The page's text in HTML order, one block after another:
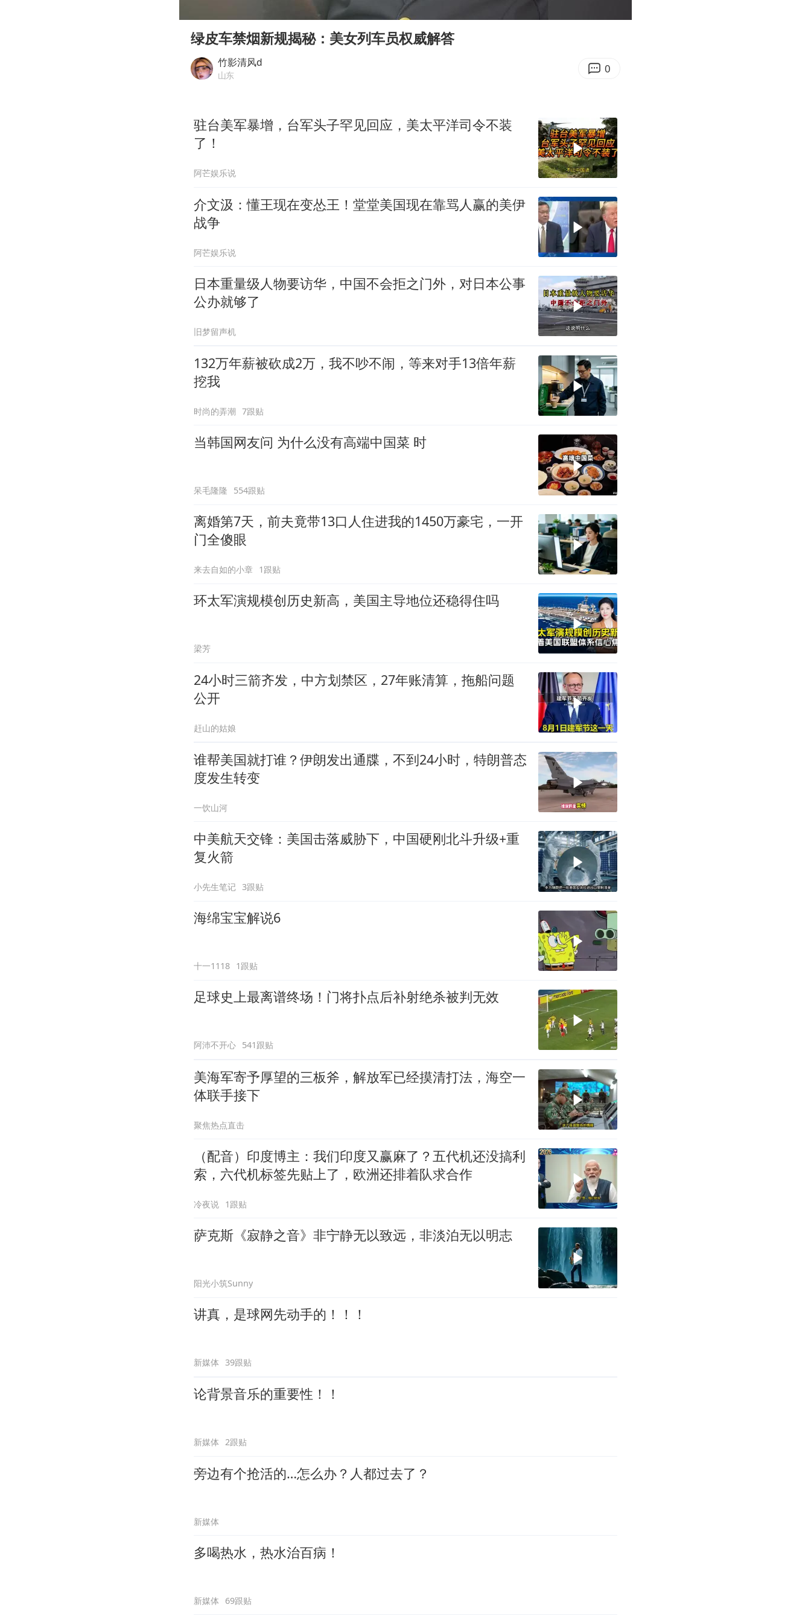
“中国蔬菜之乡”最高温达41.8℃
段绚竞因公牺牲 年仅44岁
97岁英国奶奶飞上天再破吉尼斯纪录
绿皮车禁烟新规揭秘：美女列车员权威解答
竹影清风d
山东 0
驻台美军暴增，台军头子罕见回应，美太平洋司令不装
了！
阿芒娱乐说
介文汲：懂王现在变怂王！堂堂美国现在靠骂人赢的美伊
战争
阿芒娱乐说
日本重量级人物要访华，中国不会拒之门外，对日本公事
公办就够了
旧梦留声机
132万年薪被砍成2万，我不吵不闹，等来对手13倍年薪
挖我
时尚的弄潮 7跟贴
当韩国网友问 为什么没有高端中国菜 时
呆毛隆隆 554跟贴
离婚第7天，前夫竟带13口人住进我的1450万豪宅，一开
门全傻眼
来去自如的小章 1跟贴
环太军演规模创历史新高，美国主导地位还稳得住吗
梁芳
24小时三箭齐发，中方划禁区，27年账清算，拖船问题
公开
赶山的姑娘
谁帮美国就打谁？伊朗发出通牒，不到24小时，特朗普态
度发生转变
一饮山河
中美航天交锋：美国击落威胁下，中国硬刚北斗升级+重
复火箭
小先生笔记 3跟贴
海绵宝宝解说6
十一1118 1跟贴
足球史上最离谱终场！门将扑点后补射绝杀被判无效
阿沛不开心 541跟贴
美海军寄予厚望的三板斧，解放军已经摸清打法，海空一
体联手接下
聚焦热点直击
（配音）印度博主：我们印度又赢麻了？五代机还没搞利
索，六代机标签先贴上了，欧洲还排着队求合作
冷夜说 1跟贴
萨克斯《寂静之音》非宁静无以致远，非淡泊无以明志
阳光小筑Sunny
讲真，是球网先动手的！！！
新媒体 39跟贴
论背景音乐的重要性！！
新媒体 2跟贴
旁边有个抢活的…怎么办？人都过去了？
新媒体
多喝热水，热水治百病！
新媒体 69跟贴